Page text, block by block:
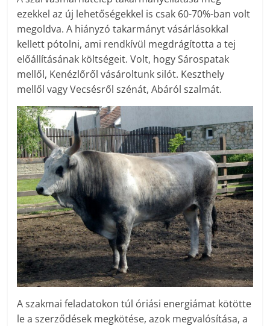
ezekkel az új lehetőségekkel is csak 60-70%-ban volt
megoldva. A hiányzó takarmányt vásárlásokkal
kellett pótolni, ami rendkívül megdrágította a tej
előállításának költségeit. Volt, hogy Sárospatak
mellől, Kenézlőről vásároltunk silót. Keszthely
mellől vagy Vecsésről szénát, Abáról szalmát.
A szakmai feladatokon túl óriási energiámat kötötte
le a szerződések megkötése, azok megvalósítása, a